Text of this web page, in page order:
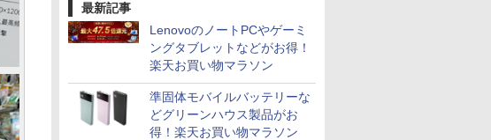
最新記事
LenovoのノートPCやゲーミ
ングタブレットなどがお得！
楽天お買い物マラソン
準固体モバイルバッテリーな
どグリーンハウス製品がお
得！楽天お買い物マラソン